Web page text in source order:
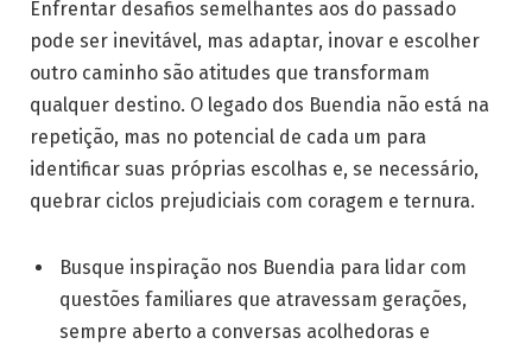
Enfrentar desafios semelhantes aos do passado
pode ser inevitável, mas adaptar, inovar e escolher
outro caminho são atitudes que transformam
qualquer destino. O legado dos Buendia não está na
repetição, mas no potencial de cada um para
identificar suas próprias escolhas e, se necessário,
quebrar ciclos prejudiciais com coragem e ternura.
Busque inspiração nos Buendia para lidar com
questões familiares que atravessam gerações,
sempre aberto a conversas acolhedoras e